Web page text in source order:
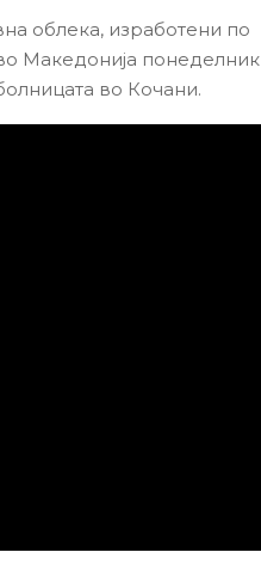
облека, изработени по
Македонија понеделник
во Кочани.